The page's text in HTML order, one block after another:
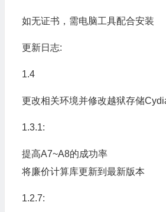
如无证书，需电脑工具配合安装
更新日志:
1.4
更改相关环境并修改越狱存储
1.3.1:
提高A7~A8的成功率
将廉价计算库更新到最新版本
1.2.7: